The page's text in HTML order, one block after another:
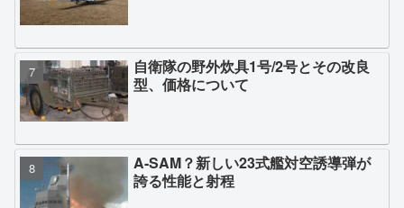
自衛隊の野外炊具1号/2号とその改良
型、価格について
A-SAM？新しい23式艦対空誘導弾が
誇る性能と射程